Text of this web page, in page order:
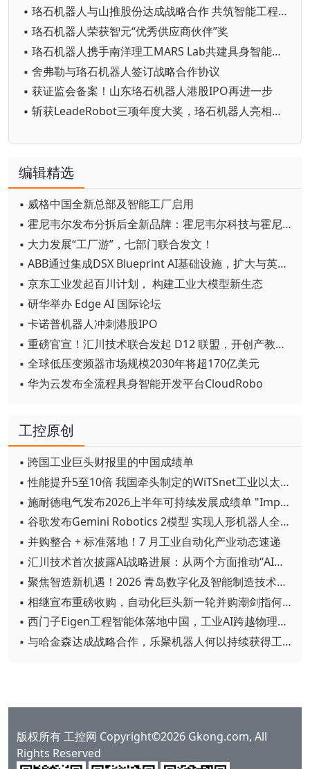
▪ 珞石机器人与山推股份达成战略合作 共筑智能工程机械产业新标杆
▪ 珞石机器人荣获智元“优秀供应商伙伴”奖
▪ 珞石机器人携手南洋理工MARS Lab共建具身智能联合创新中心
▪ 舍弗勒与珞石机器人签订战略合作协议
▪ 获证监会备案！山东珞石机器人港股IPO再进一步
▪ 斩获LeadeRobot三项年度大奖，珞石机器人亮相中国机器人行业年会
编辑精选
▪ 威格中国全新总部及智能工厂启用
▪ 霍尼韦尔发布分拆后全新品牌：霍尼韦尔科技与霍尼韦尔航空航天
▪ 大力发展“工厂游”，七部门联合发文！
▪ ABB通过集成DSX Blueprint AI基础设施，扩大与英伟达的合作
▪ 京东工业发起百川计划， 构建工业大模型新生态
▪ 研华举办 Edge AI 国际论坛
▪ 卡诺普机器人冲刺港股IPO
▪ 重磅官宣！汇川技术联合发起 D12 联盟，开创产教融合新范式
▪ 全球低压变频器市场规模2030年将超170亿美元
▪ 华为云发布全流程具身智能开发平台CloudRobo
工控原创
▪ 跨国工业巨头财报里的中国成绩单
▪ 性能提升5至10倍 我国牵头制定的WiTSnet工业以太网国际标准正式发布
▪ 施耐德电气发布2026上半年可持续发展成绩单 "Impact 2030"路线图开局稳健
▪ 谷歌发布Gemini Robotics 2模型 实现人形机器人全身智能控制突破
▪ 并购整合 + 标准落地！7 月工业自动化产业动态速递
▪ 汇川技术首次披露AI战略进展：从两个方面推动“AI业务化”落地
▪ 聚焦智造新机遇！2026 青岛数字化及智能制造技术论坛圆满落幕
▪ 相继宣布重磅收购，自动化巨头新一轮并购潮剑指何方？
▪ 西门子Eigen工程智能体落地中国，工业AI跨越物理世界“确定性”拐点
▪ 与哈金森达成战略合作，乐聚机器人何以持续获得工业巨头青睐？
版权所有 工控网 Copyright©2026 Gkong.com, All
Rights Reserved